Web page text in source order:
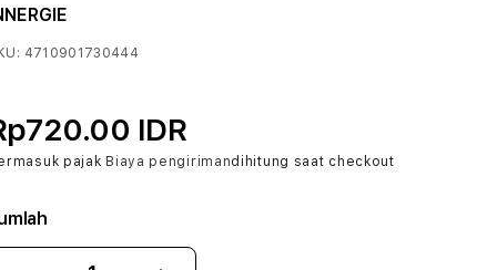
4710901730444
IDR
pajak Biaya pengirimandihitung saat checkout